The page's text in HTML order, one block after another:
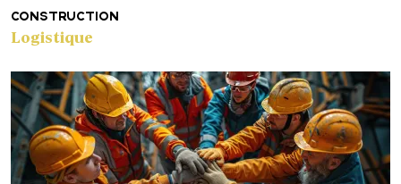
CONSTRUCTION
Logistique